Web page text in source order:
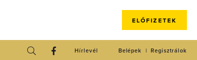
ELŐFIZETEK
Regisztrálok
Belépek
Hírlevél